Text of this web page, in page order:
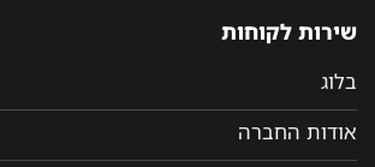
שירות לקוחות
בלוג
אודות החברה